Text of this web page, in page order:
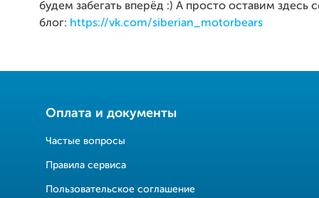
будем забегать вперёд :) А просто оставим здесь
блог: https://vk.com/siberian_motorbears
Оплата и документы
Частые вопросы
Правила сервиса
Пользовательское соглашение